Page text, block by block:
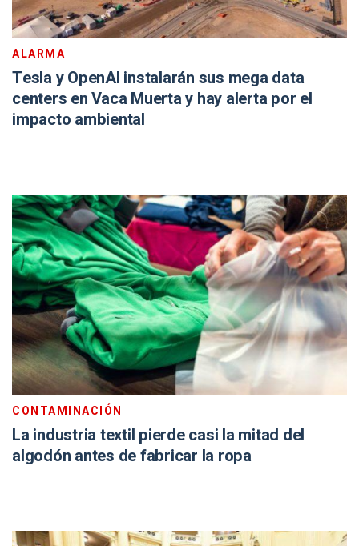
ALARMA
Tesla y OpenAI instalarán sus mega data
centers en Vaca Muerta y hay alerta por el
impacto ambiental
CONTAMINACIÓN
La industria textil pierde casi la mitad del
algodón antes de fabricar la ropa